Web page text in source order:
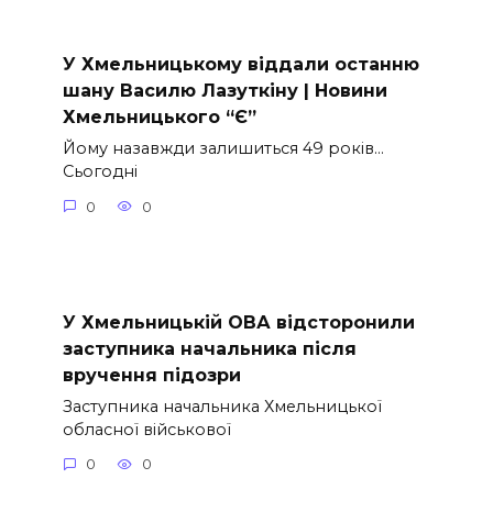
У Хмельницькому віддали останню
шану Василю Лазуткіну | Новини
Хмельницького “Є”
Йому назавжди залишиться 49 років…
Сьогодні
0 0
У Хмельницькій ОВА відсторонили
заступника начальника після
вручення підозри
Заступника начальника Хмельницької
обласної військової
0 0